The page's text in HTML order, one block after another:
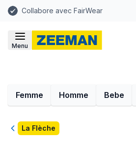
Collabore avec FairWear
Menu
Femme Homme Bebe
RetourLa Flèche